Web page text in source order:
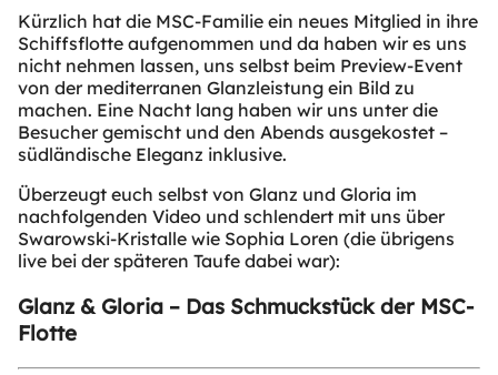
Kürzlich hat die MSC-Familie ein neues Mitglied in ihre
Schiffsflotte aufgenommen und da haben wir es uns
nicht nehmen lassen, uns selbst beim Preview-Event
von der mediterranen Glanzleistung ein Bild zu
machen. Eine Nacht lang haben wir uns unter die
Besucher gemischt und den Abends ausgekostet –
südländische Eleganz inklusive.
Überzeugt euch selbst von Glanz und Gloria im
nachfolgenden Video und schlendert mit uns über
Swarowski-Kristalle wie Sophia Loren (die übrigens
live bei der späteren Taufe dabei war):
Glanz & Gloria – Das Schmuckstück der MSC-
Flotte